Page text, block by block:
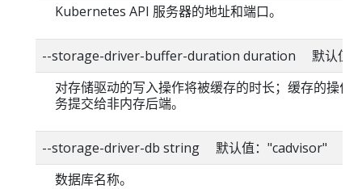
Kubernetes API 服务器的地址和端口。
--storage-driver-buffer-duration duration 默认值
对存储驱动的写入操作将被缓存的时长；缓存的操作
务提交给非内存后端。
--storage-driver-db string 默认值："cadvisor"
数据库名称。